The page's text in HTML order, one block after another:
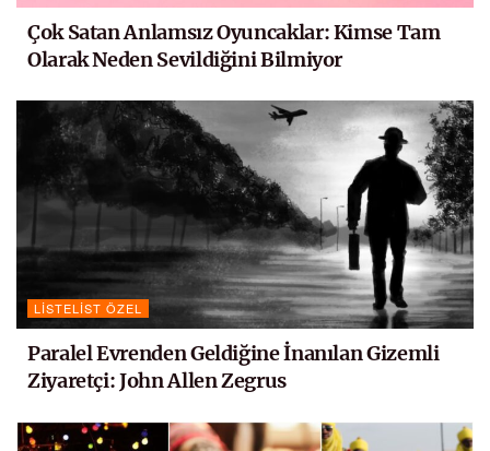
Çok Satan Anlamsız Oyuncaklar: Kimse Tam
Olarak Neden Sevildiğini Bilmiyor
LISTELIST ÖZEL
Paralel Evrenden Geldiğine İnanılan Gizemli
Ziyaretçi: John Allen Zegrus